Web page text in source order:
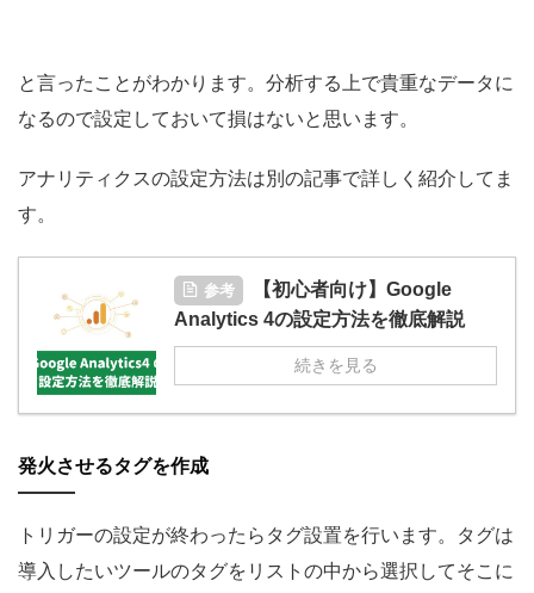
と言ったことがわかります。分析する上で貴重なデータに
なるので設定しておいて損はないと思います。
アナリティクスの設定方法は別の記事で詳しく紹介してま
す。
参考
【初心者向け】Google
Analytics 4の設定方法を徹底解説
続きを見る
発火させるタグを作成
トリガーの設定が終わったらタグ設置を行います。タグは
導入したいツールのタグをリストの中から選択してそこに